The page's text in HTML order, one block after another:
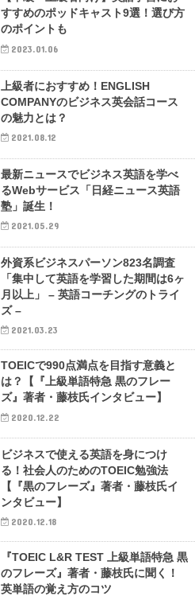
すすめのポッドキャスト9選！選び方
のポイントも
2023.01.06
上級者におすすめ！ENGLISH
COMPANYのビジネス英会話コース
の魅力とは？
2021.08.12
最新ニュースでビジネス英語を学べ
るWebサービス「日経ニュース英語
塾」誕生！
2021.05.29
外資系ビジネスパーソン823名調査
「集中して英語を学習した期間は6ヶ
月以上」 – 英語コーチングのトライ
ズ –
2021.03.23
TOEICで990点満点を目指す意義と
は？【『上級単語特急 黒のフレー
ズ』著者・藤枝氏インタビュー】
2020.12.22
ビジネスで使える英語を身につけ
る！社会人のためのTOEIC勉強法
【『黒のフレーズ』著者・藤枝氏イ
ンタビュー】
2020.12.18
『TOEIC L&R TEST 上級単語特急 黒
のフレーズ』著者・藤枝氏に聞く！
英単語の覚え方のコツ